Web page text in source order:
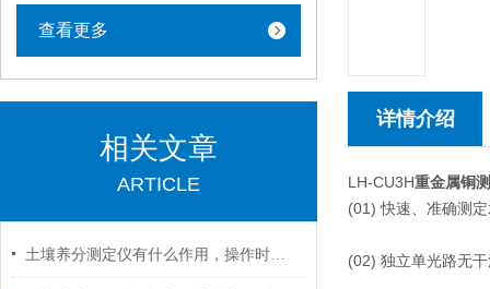
查看更多
相关文章
ARTICLE
土壤养分测定仪有什么作用，操作时注意什么？
详情介绍
LH-CU3H重金属铜
(01) 快速、准确测
(02) 独立单光路无